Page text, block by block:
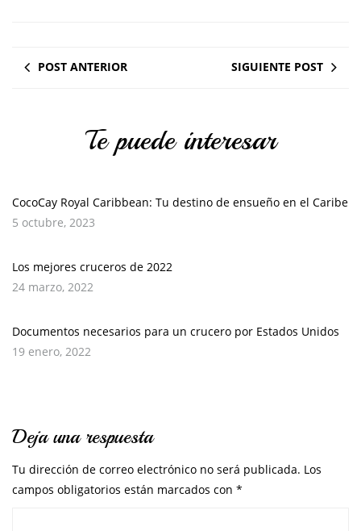
POST ANTERIOR SIGUIENTE POST
Te puede interesar
CocoCay Royal Caribbean: Tu destino de ensueño en el Caribe
5 octubre, 2023
Los mejores cruceros de 2022
24 marzo, 2022
Documentos necesarios para un crucero por Estados Unidos
19 enero, 2022
Deja una respuesta
Tu dirección de correo electrónico no será publicada. Los
campos obligatorios están marcados con *